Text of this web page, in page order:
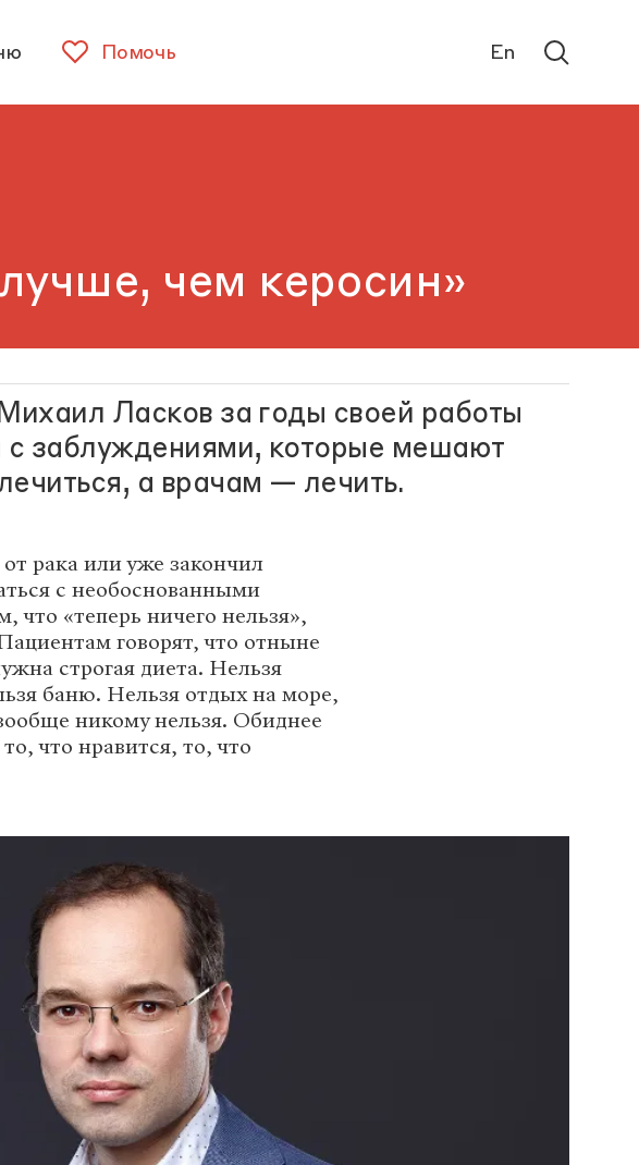
Помочь En
чем керосин»
Ласков за годы своей работы
с заблуждениями, которые мешают
а врачам — лечить.
рака или уже закончил
с необоснованными
«теперь ничего нельзя»,
говорят, что отныне
строгая диета. Нельзя
баню. Нельзя отдых на море,
никому нельзя. Обиднее
что нравится, то, что